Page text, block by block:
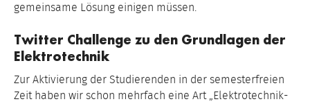
gemeinsame Lösung einigen müssen.
Twitter Challenge zu den Grundlagen der
Elektrotechnik
Zur Aktivierung der Studierenden in der semesterfreien
Zeit haben wir schon mehrfach eine Art „Elektrotechnik-